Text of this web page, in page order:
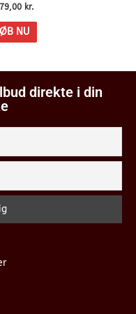
kr.
NU
direkte i din